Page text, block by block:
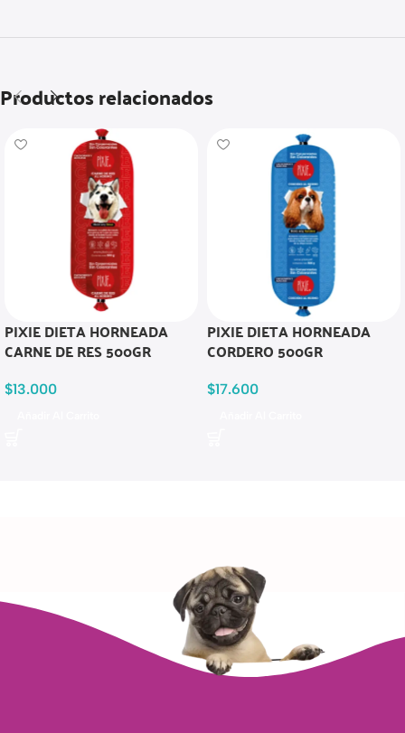
Productos relacionados
PIXIE DIETA HORNEADA
CARNE DE RES 500GR
$13.000
PIXIE DIETA HORNEADA
CORDERO 500GR
$17.600